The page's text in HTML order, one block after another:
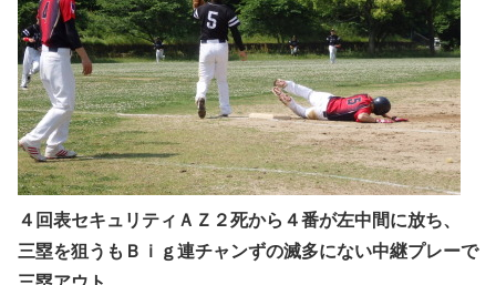
４回表セキュリティＡＺ２死から４番が左中間に放ち、
三塁を狙うもＢｉｇ連チャンずの滅多にない中継プレーで